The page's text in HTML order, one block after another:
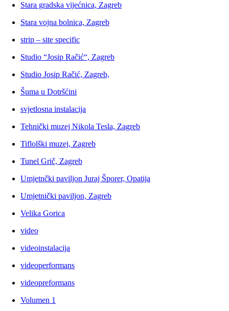
Stara gradska vijećnica, Zagreb
Stara vojna bolnica, Zagreb
strip – site specific
Studio “Josip Račić“, Zagreb
Studio Josip Račić, Zagreb,
Šuma u Dotršćini
svjetlosna instalacija
Tehnički muzej Nikola Tesla, Zagreb
Tiflolški muzej, Zagreb
Tunel Grič, Zagreb
Umjetnčki paviljon Juraj Šporer, Opatija
Umjetnički paviljon, Zagreb
Velika Gorica
video
videoinstalacija
videoperformans
videopreformans
Volumen 1